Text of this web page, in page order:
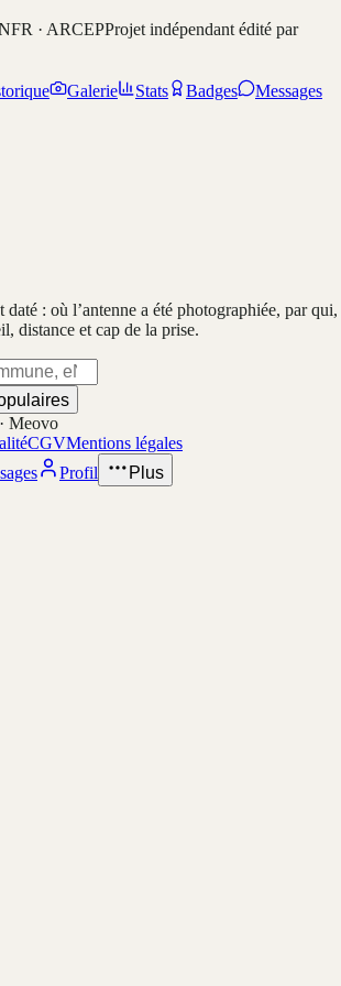
· ARCEPProjet indépendant édité par
Galerie Stats Badges
Messages
daté : où l’antenne a été photographiée, par qui,
distance et cap de la prise.
Meovo
CGVMentions légales
Profil Plus